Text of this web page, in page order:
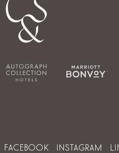
FACEBOOK INSTAGRAM